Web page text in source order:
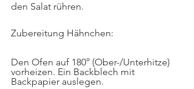
den Salat rühren.
Zubereitung Hähnchen:
Den Ofen auf 180° (Ober-/Unterhitze)
vorheizen. Ein Backblech mit
Backpapier auslegen.